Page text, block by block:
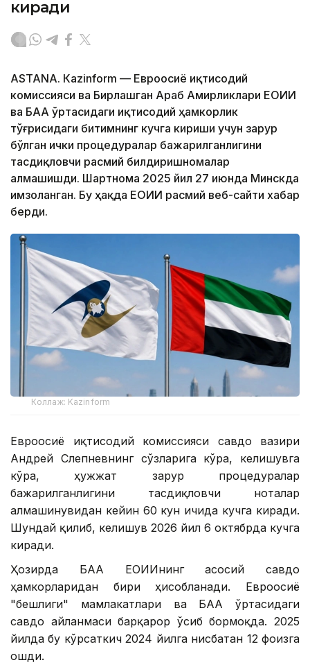
киради
ASTANА. Кazinform — Евроосиё иқтисодий
комиссияси ва Бирлашган Араб Амирликлари ЕОИИ
ва БАА ўртасидаги иқтисодий ҳамкорлик
тўғрисидаги битимнинг кучга кириши учун зарур
бўлган ички процедуралар бажарилганлигини
тасдиқловчи расмий билдиришномалар
алмашишди. Шартнома 2025 йил 27 июнда Минскда
имзоланган. Бу ҳақда ЕОИИ расмий веб-сайти хабар
берди.
Коллаж: Kazinform
Евроосиё иқтисодий комиссияси савдо вазири
Андрей Слепневнинг сўзларига кўра, келишувга
кўра, ҳужжат зарур процедуралар
бажарилганлигини тасдиқловчи ноталар
алмашинувидан кейин 60 кун ичида кучга киради.
Шундай қилиб, келишув 2026 йил 6 октябрда кучга
киради.
Ҳозирда БАА ЕОИИнинг асосий савдо
ҳамкорларидан бири ҳисобланади. Евроосиё
"бешлиги" мамлакатлари ва БАА ўртасидаги
савдо айланмаси барқарор ўсиб бормоқда. 2025
йилда бу кўрсаткич 2024 йилга нисбатан 12 фоизга
ошди.